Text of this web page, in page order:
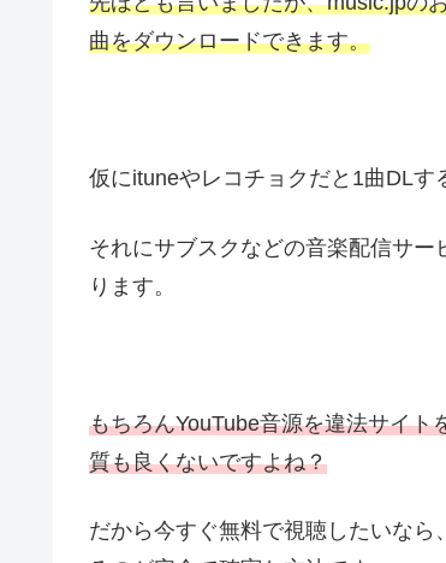
曲をダウンロードできます。
仮にituneやレコチョクだと1曲DLす
それにサブスクなどの音楽配信サ
ります。
もちろんYouTube音源を違法サイ
質も良くないですよね？
だから今すぐ無料で視聴したいな